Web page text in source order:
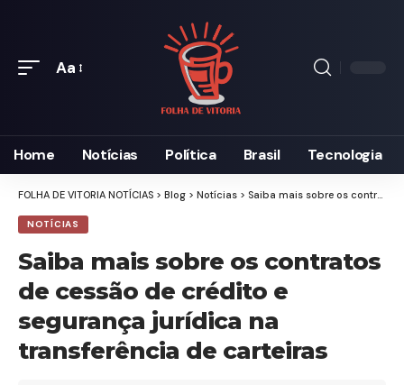
Font
Aa
Home Notícias Política Brasil Tecnologia
FOLHA DE VITORIA NOTÍCIAS > Blog > Notícias > Saiba mais sobre os contratos de cessão de crédito e segurança jurídica na transferência de carteiras
NOTÍCIAS
Saiba mais sobre os contratos
de cessão de crédito e
segurança jurídica na
transferência de carteiras